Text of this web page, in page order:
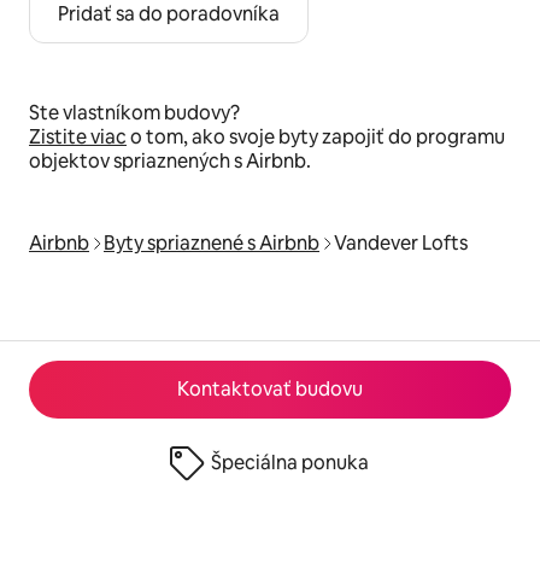
Kontaktovať budovu
Špeciálna ponuka
Pridať sa do poradovníka
Ste vlastníkom budovy?
Zistite viaco tom, ako svoje byty zapojiť do programu
objektov spriaznených s Airbnb.
Airbnb Byty spriaznené s Airbnb Vandever Lofts